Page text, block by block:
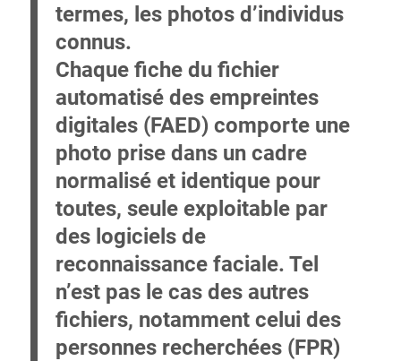
termes, les photos d’individus
connus.
Chaque fiche du fichier
automatisé des empreintes
digitales (FAED) comporte une
photo prise dans un cadre
normalisé et identique pour
toutes, seule exploitable par
des logiciels de
reconnaissance faciale. Tel
n’est pas le cas des autres
fichiers, notamment celui des
personnes recherchées (FPR)